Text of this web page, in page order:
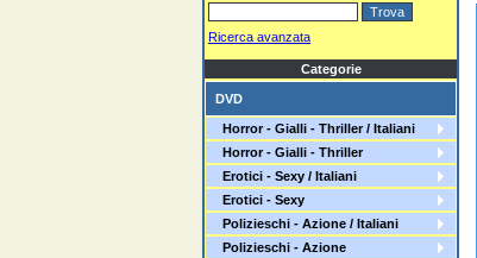
Ricerca avanzata
Categorie
DVD
Horror - Gialli - Thriller / Italiani
Horror - Gialli - Thriller
Erotici - Sexy / Italiani
Erotici - Sexy
Polizieschi - Azione / Italiani
Polizieschi - Azione